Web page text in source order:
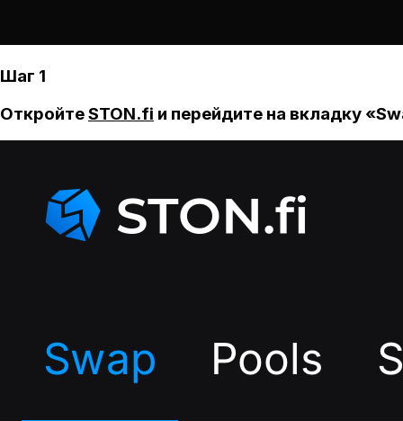
Шаг 1
ОткройтеSTON.fi и перейдите на вкладку